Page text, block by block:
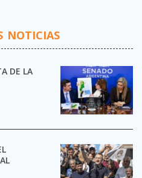
NOTICIAS
DE LA
...